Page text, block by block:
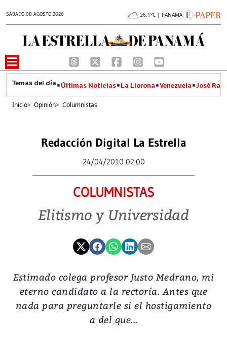
SÁBADO 08 AGOSTO 2026 26.1°C | PANAMÁ
Últimas Noticias La Llorona Venezuela José
Inicio> Opinión> Columnistas
Redacción Digital La Estrella
24/04/2010 02:00
COLUMNISTAS
Elitismo y Universidad
Estimado colega profesor Justo Medrano, mi
eterno candidato a la rectoría. Antes que
nada para preguntarle si el hostigamiento
a del que...